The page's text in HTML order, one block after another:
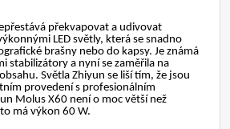
překvapovat a udivovat
LED světly, která se snadno
brašny nebo do kapsy. Je známá
stabilizátory a nyní se zaměřila na
Světla Zhiyun se liší tím, že jsou
provedení s profesionálním
Molus X60 není o moc větší než
má výkon 60 W.